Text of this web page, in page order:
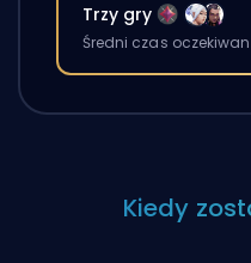
Trzy gry
Średni czas
Kiedy